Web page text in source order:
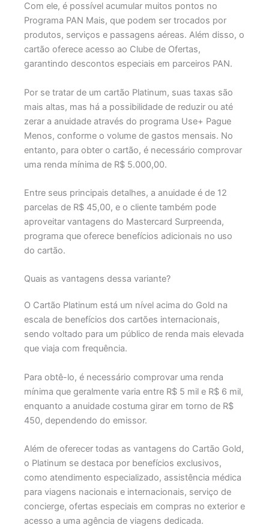
Com ele, é possível acumular muitos pontos no
Programa PAN Mais, que podem ser trocados por
produtos, serviços e passagens aéreas. Além disso, o
cartão oferece acesso ao Clube de Ofertas,
garantindo descontos especiais em parceiros PAN.
Por se tratar de um cartão Platinum, suas taxas são
mais altas, mas há a possibilidade de reduzir ou até
zerar a anuidade através do programa Use+ Pague
Menos, conforme o volume de gastos mensais. No
entanto, para obter o cartão, é necessário comprovar
uma renda mínima de R$ 5.000,00.
Entre seus principais detalhes, a anuidade é de 12
parcelas de R$ 45,00, e o cliente também pode
aproveitar vantagens do Mastercard Surpreenda,
programa que oferece benefícios adicionais no uso
do cartão.
Quais as vantagens dessa variante?
O Cartão Platinum está um nível acima do Gold na
escala de benefícios dos cartões internacionais,
sendo voltado para um público de renda mais elevada
que viaja com frequência.
Para obtê-lo, é necessário comprovar uma renda
mínima que geralmente varia entre R$ 5 mil e R$ 6 mil,
enquanto a anuidade costuma girar em torno de R$
450, dependendo do emissor.
Além de oferecer todas as vantagens do Cartão Gold,
o Platinum se destaca por benefícios exclusivos,
como atendimento especializado, assistência médica
para viagens nacionais e internacionais, serviço de
concierge, ofertas especiais em compras no exterior e
acesso a uma agência de viagens dedicada.